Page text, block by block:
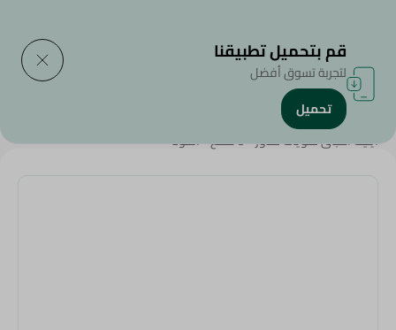
الرئيسية/المنزل والحديقة
ايليت اطباق حلويات مدور - 5 قطع - اسود
قم بتحميل تطبيقنا
لتجربة تسوق أفضل
تحميل